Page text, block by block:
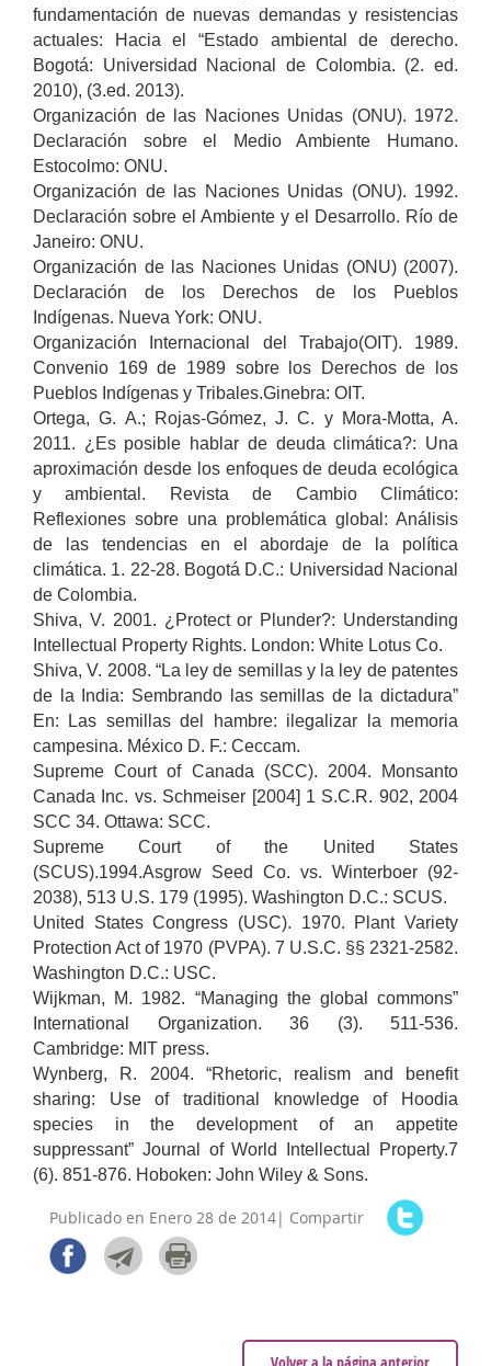
fundamentación de nuevas demandas y resistencias
actuales: Hacia el “Estado ambiental de derecho.
Bogotá: Universidad Nacional de Colombia. (2. ed.
2010), (3.ed. 2013).
Organización de las Naciones Unidas (ONU). 1972.
Declaración sobre el Medio Ambiente Humano.
Estocolmo: ONU.
Organización de las Naciones Unidas (ONU). 1992.
Declaración sobre el Ambiente y el Desarrollo. Río de
Janeiro: ONU.
Organización de las Naciones Unidas (ONU) (2007).
Declaración de los Derechos de los Pueblos
Indígenas. Nueva York: ONU.
Organización Internacional del Trabajo(OIT). 1989.
Convenio 169 de 1989 sobre los Derechos de los
Pueblos Indígenas y Tribales.Ginebra: OIT.
Ortega, G. A.; Rojas-Gómez, J. C. y Mora-Motta, A.
2011. ¿Es posible hablar de deuda climática?: Una
aproximación desde los enfoques de deuda ecológica
y ambiental. Revista de Cambio Climático:
Reflexiones sobre una problemática global: Análisis
de las tendencias en el abordaje de la política
climática. 1. 22-28. Bogotá D.C.: Universidad Nacional
de Colombia.
Shiva, V. 2001. ¿Protect or Plunder?: Understanding
Intellectual Property Rights. London: White Lotus Co.
Shiva, V. 2008. “La ley de semillas y la ley de patentes
de la India: Sembrando las semillas de la dictadura”
En: Las semillas del hambre: ilegalizar la memoria
campesina. México D. F.: Ceccam.
Supreme Court of Canada (SCC). 2004. Monsanto
Canada Inc. vs. Schmeiser [2004] 1 S.C.R. 902, 2004
SCC 34. Ottawa: SCC.
Supreme Court of the United States
(SCUS).1994.Asgrow Seed Co. vs. Winterboer (92-
2038), 513 U.S. 179 (1995). Washington D.C.: SCUS.
United States Congress (USC). 1970. Plant Variety
Protection Act of 1970 (PVPA). 7 U.S.C. §§ 2321-2582.
Washington D.C.: USC.
Wijkman, M. 1982. “Managing the global commons”
International Organization. 36 (3). 511-536.
Cambridge: MIT press.
Wynberg, R. 2004. “Rhetoric, realism and benefit
sharing: Use of traditional knowledge of Hoodia
species in the development of an appetite
suppressant” Journal of World Intellectual Property.7
(6). 851-876. Hoboken: John Wiley & Sons.
Publicado en Enero 28 de 2014| Compartir